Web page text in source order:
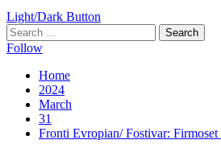
Light/Dark Button
Search
for:
Follow
Home
2024
March
31
Fronti Evropian/ Fostivar: Firmoset